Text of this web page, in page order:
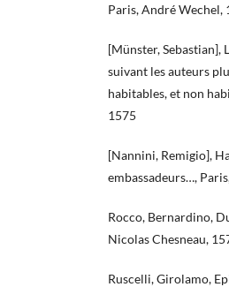
Paris, André Wechel,
[Münster, Sebastian],
suivant les auteurs
habitables, et non
1575
[Nannini, Remigio],
embassadeurs…,
Rocco, Bernardino,
Nicolas Chesneau,
Ruscelli, Girolamo,